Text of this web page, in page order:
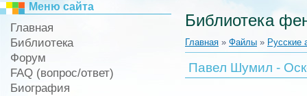
Меню сайта
Главная
Библиотека
Форум
FAQ (вопрос/ответ)
Биография
Библиотека
Главная » Файлы » Русские
Павел Шумил -